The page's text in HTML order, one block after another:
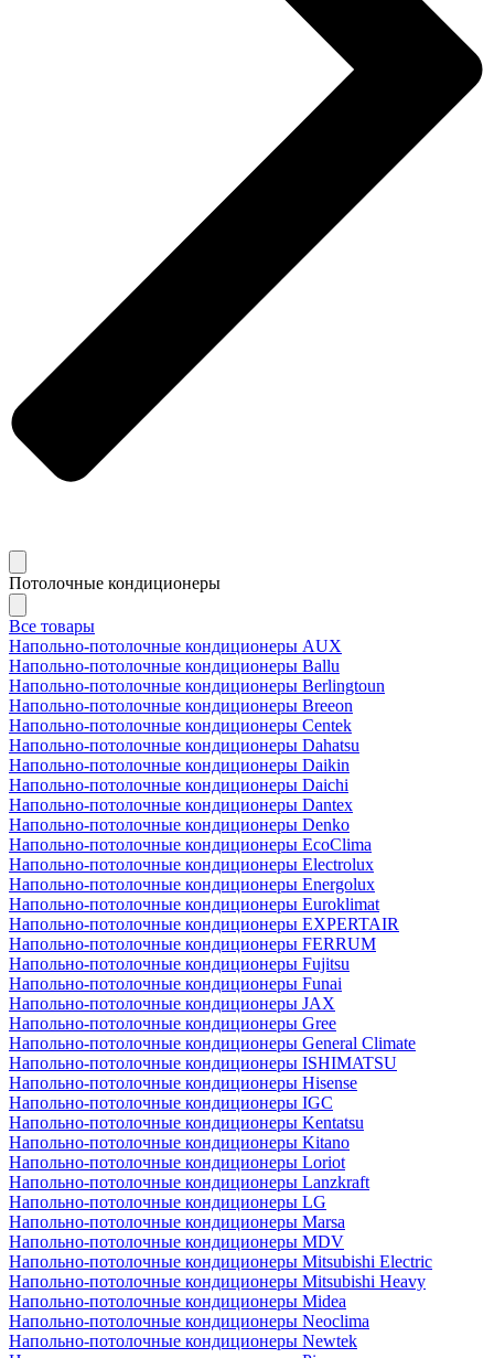
Потолочные кондиционеры
Все товары
Напольно-потолочные кондиционеры AUX
Напольно-потолочные кондиционеры Ballu
Напольно-потолочные кондиционеры Berlingtoun
Напольно-потолочные кондиционеры Breeon
Напольно-потолочные кондиционеры Centek
Напольно-потолочные кондиционеры Dahatsu
Напольно-потолочные кондиционеры Daikin
Напольно-потолочные кондиционеры Daichi
Напольно-потолочные кондиционеры Dantex
Напольно-потолочные кондиционеры Denko
Напольно-потолочные кондиционеры EcoClima
Напольно-потолочные кондиционеры Electrolux
Напольно-потолочные кондиционеры Energolux
Напольно-потолочные кондиционеры Euroklimat
Напольно-потолочные кондиционеры EXPERTAIR
Напольно-потолочные кондиционеры FERRUM
Напольно-потолочные кондиционеры Fujitsu
Напольно-потолочные кондиционеры Funai
Напольно-потолочные кондиционеры JAX
Напольно-потолочные кондиционеры Gree
Напольно-потолочные кондиционеры General Climate
Напольно-потолочные кондиционеры ISHIMATSU
Напольно-потолочные кондиционеры Hisense
Напольно-потолочные кондиционеры IGC
Напольно-потолочные кондиционеры Kentatsu
Напольно-потолочные кондиционеры Kitano
Напольно-потолочные кондиционеры Loriot
Напольно-потолочные кондиционеры Lanzkraft
Напольно-потолочные кондиционеры LG
Напольно-потолочные кондиционеры Marsa
Напольно-потолочные кондиционеры MDV
Напольно-потолочные кондиционеры Mitsubishi Electric
Напольно-потолочные кондиционеры Mitsubishi Heavy
Напольно-потолочные кондиционеры Midea
Напольно-потолочные кондиционеры Neoclima
Напольно-потолочные кондиционеры Newtek